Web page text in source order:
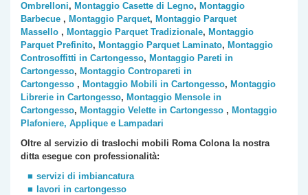
Ombrelloni, Montaggio Casette di Legno, Montaggio
Barbecue , Montaggio Parquet, Montaggio Parquet
Massello , Montaggio Parquet Tradizionale, Montaggio
Parquet Prefinito, Montaggio Parquet Laminato, Montaggio
Controsoffitti in Cartongesso, Montaggio Pareti in
Cartongesso, Montaggio Contropareti in
Cartongesso , Montaggio Mobili in Cartongesso, Montaggio
Librerie in Cartongesso, Montaggio Mensole in
Cartongesso, Montaggio Velette in Cartongesso , Montaggio
Plafoniere, Applique e Lampadari
Oltre al servizio di traslochi mobili Roma Colonala nostra
ditta esegue con professionalità:
servizi di imbiancatura
lavori in cartongesso